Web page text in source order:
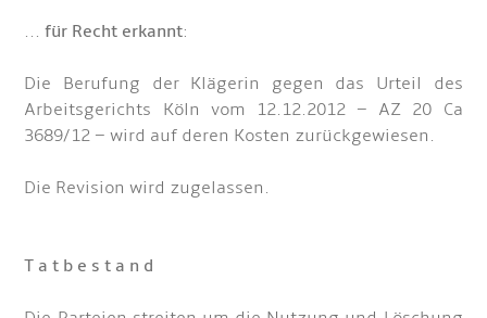
... für Recht erkannt:
Die Berufung der Klägerin gegen das Urteil des
Arbeitsgerichts Köln vom 12.12.2012 – AZ 20 Ca
3689/12 – wird auf deren Kosten zurückgewiesen.
Die Revision wird zugelassen.
T a t b e s t a n d